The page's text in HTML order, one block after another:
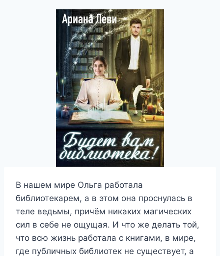
В нашем мире Ольга работала
библиотекарем, а в этом она проснулась в
теле ведьмы, причём никаких магических
сил в себе не ощущая. И что же делать той,
что всю жизнь работала с книгами, в мире,
где публичных библиотек не существует, а